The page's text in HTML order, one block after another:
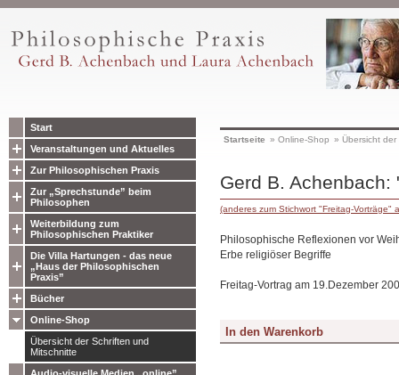
Start
Veranstaltungen und Aktuelles
Zur Philosophischen Praxis
Zur „Sprechstunde” beim
Philosophen
Weiterbildung zum
Philosophischen Praktiker
Die Villa Hartungen - das neue
„Haus der Philosophischen
Praxis”
Bücher
Online-Shop
Übersicht der Schriften und
Mitschnitte
Startseite » Online-Shop » Übersicht
Gerd B.
(anderes zum Stichwort "Freitag-Vorträge"
Philosophische Reflexionen vor
Erbe religiöser Begriffe
Freitag-Vortrag am 19.Dezember